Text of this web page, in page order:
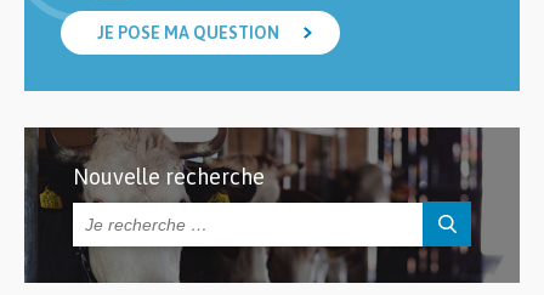
JE POSE MA QUESTION
Nouvelle recherche